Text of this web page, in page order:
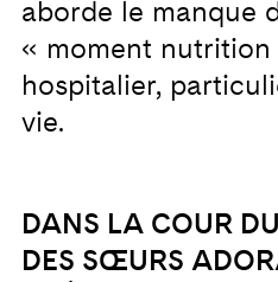
aborde le manque
« moment nutrition
hospitalier,
vie.
DANS LA COUR
DES SŒURS